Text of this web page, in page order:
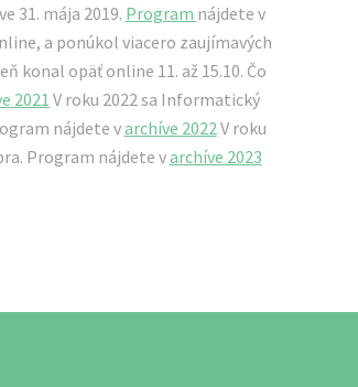
31. mája 2019. Program nájdete v
a ponúkol viacero zaujímavých
konal opäť online 11. až 15.10. Čo
2021 V roku 2022 sa Informatický
nájdete varchíve 2022 V roku
Program nájdete varchíve 2023